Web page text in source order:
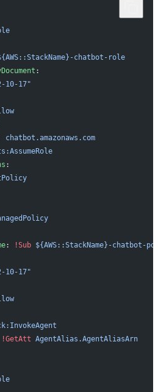
chatbot-role
:
10-17"
chatbot.amazonaws.com
:
: !Sub ${AWS::StackName}-chatbot-
10-17"
!GetAtt AgentAlias.AgentAliasArn